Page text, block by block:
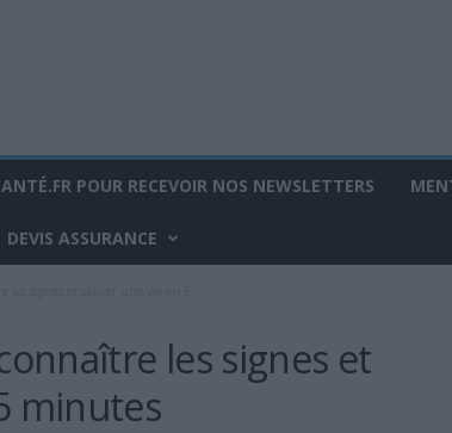
POUR RECEVOIR NOS NEWSLETTERS
DEVIS ASSURANCE
les signes et
minutes